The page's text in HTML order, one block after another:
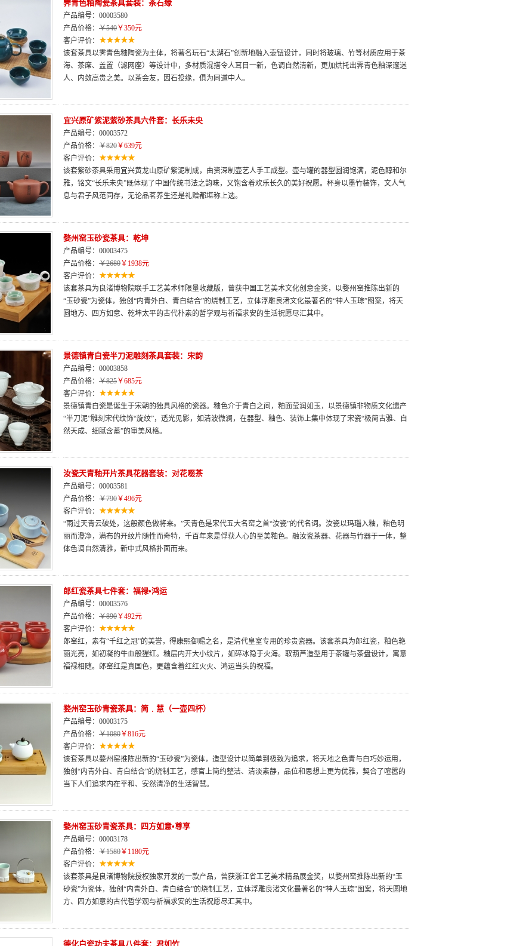
霁青色釉陶瓷茶具套装：茶石缘
产品编号：00003580
产品价格： ￥540￥350元
客户评价：
该套茶具以霁青色釉陶瓷为主体，将著名玩石“太湖石”创新地融入壶钮设计，同时将玻璃、竹等材质应用于茶
海、茶席、盖置（滤网座）等设计中，多材质混搭令人耳目一新，色调自然清新，更加烘托出霁青色釉深邃迷
人、内敛高贵之美。以茶会友，因石投缘，俱为同道中人。
宜兴原矿紫泥紫砂茶具六件套：长乐未央
产品编号：00003572
产品价格： ￥820￥639元
客户评价：
该套紫砂茶具采用宜兴黄龙山原矿紫泥制成，由资深制壶艺人手工成型。壶与罐的器型圆润饱满，泥色醇和尔
雅，铭文“长乐未央”既体现了中国传统书法之韵味，又饱含着欢乐长久的美好祝愿。杯身以墨竹装饰，文人气
息与君子风范同存，无论品茗养生还是礼赠都堪称上选。
婺州窑玉砂瓷茶具：乾坤
产品编号：00003475
产品价格： ￥2680￥1938元
客户评价：
该套茶具为良渚博物院联手工艺美术师限量收藏版，曾获中国工艺美术文化创意金奖，以婺州窑推陈出新的
“玉砂瓷”为瓷体，独创“内青外白、青白结合”的烧制工艺，立体浮雕良渚文化最著名的“神人玉琮”图案，将天
圆地方、四方如意、乾坤太平的古代朴素的哲学观与祈福求安的生活祝愿尽汇其中。
景德镇青白瓷半刀泥雕刻茶具套装：宋韵
产品编号：00003858
产品价格： ￥825￥685元
客户评价：
景德镇青白瓷是诞生于宋朝的独具风格的瓷器。釉色介于青白之间，釉面莹润如玉，以景德镇非物质文化遗产
“半刀泥”雕刻宋代纹饰“旋纹”，透光见影，如清波微澜，在器型、釉色、装饰上集中体现了宋瓷“极简古雅、自
然天成、细腻含蓄”的审美风格。
汝瓷天青釉开片茶具花器套装：对花啜茶
产品编号：00003581
产品价格： ￥790￥496元
客户评价：
“雨过天青云破处，这般颜色做将来。”天青色是宋代五大名窑之首“汝瓷”的代名词。汝瓷以玛瑙入釉，釉色明
丽而澄净，满布的开纹片随性而奇特，千百年来是俘获人心的至美釉色。融汝瓷茶器、花器与竹器于一体，整
体色调自然清雅，新中式风格扑面而来。
郎红瓷茶具七件套：福禄•鸿运
产品编号：00003576
产品价格： ￥890￥492元
客户评价：
郎窑红，素有“千红之冠”的美誉，得康熙御赐之名，是清代皇室专用的珍贵瓷器。该套茶具为郎红瓷，釉色艳
丽光亮，如初凝的牛血般猩红。釉层内开大小纹片，如碎冰隐于火海。取葫芦造型用于茶罐与茶盘设计，寓意
福禄相随。郎窑红是真国色，更蕴含着红红火火、鸿运当头的祝福。
婺州窑玉砂青瓷茶具：简﹒慧（一壶四杯）
产品编号：00003175
产品价格： ￥1080￥816元
客户评价：
该套茶具以婺州窑推陈出新的“玉砂瓷”为瓷体，造型设计以简单到极致为追求，将天地之色青与白巧妙运用，
独创“内青外白、青白结合”的烧制工艺，感官上简约整洁、清淡素静，品位和思想上更为优雅，契合了喧嚣的
当下人们追求内在平和、安然清净的生活智慧。
婺州窑玉砂青瓷茶具：四方如意•尊享
产品编号：00003178
产品价格： ￥1580￥1180元
客户评价：
该套茶具是良渚博物院授权独家开发的一款产品，曾获浙江省工艺美术精品展金奖，以婺州窑推陈出新的“玉
砂瓷”为瓷体，独创“内青外白、青白结合”的烧制工艺，立体浮雕良渚文化最著名的“神人玉琮”图案，将天圆地
方、四方如意的古代哲学观与祈福求安的生活祝愿尽汇其中。
德化白瓷功夫茶具八件套：君如竹